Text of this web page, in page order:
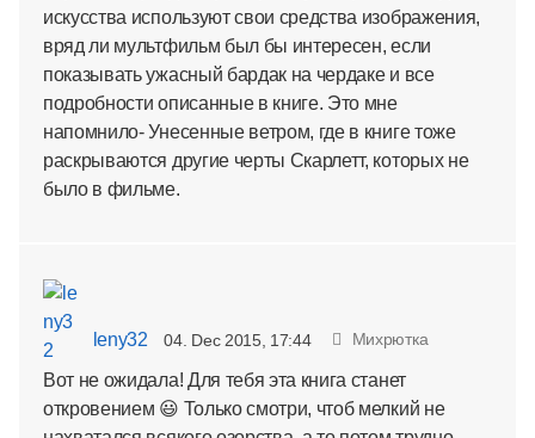
искусства используют свои средства изображения,
вряд ли мультфильм был бы интересен, если
показывать ужасный бардак на чердаке и все
подробности описанные в книге. Это мне
напомнило- Унесенные ветром, где в книге тоже
раскрываются другие черты Скарлетт, которых не
было в фильме.
leny32 04. Dec 2015, 17:44 Михрютка
Вот не ожидала! Для тебя эта книга станет
откровением 😃 Только смотри, чтоб мелкий не